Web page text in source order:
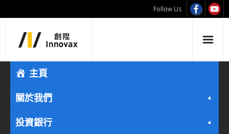
Follow Us
主頁
關於我們
投資銀行